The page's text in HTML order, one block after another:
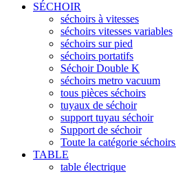
SÉCHOIR
séchoirs à vitesses
séchoirs vitesses variables
séchoirs sur pied
séchoirs portatifs
Séchoir Double K
séchoirs metro vacuum
tous pièces séchoirs
tuyaux de séchoir
support tuyau séchoir
Support de séchoir
Toute la catégorie
TABLE
table électrique